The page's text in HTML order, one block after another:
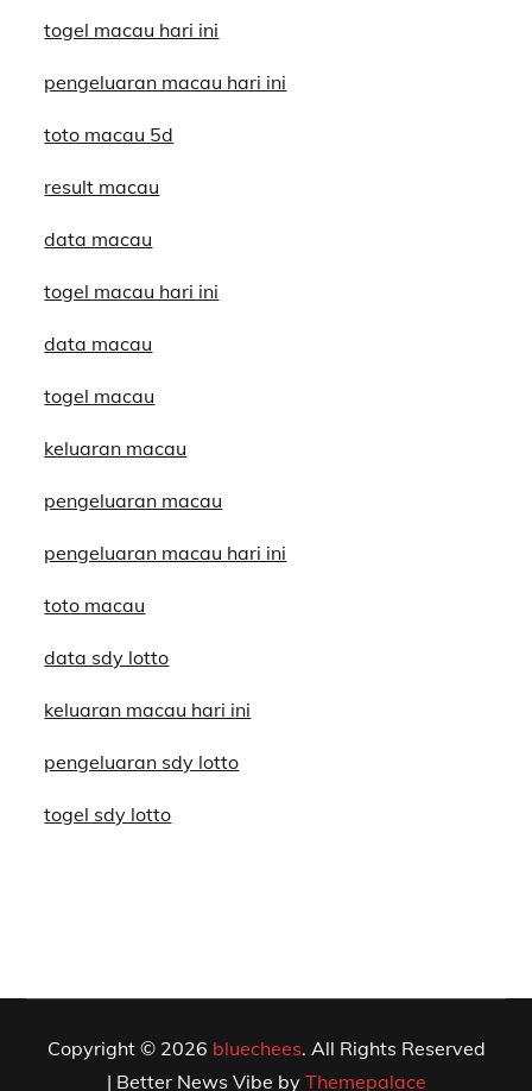
togel macau hari ini
pengeluaran macau hari ini
toto macau 5d
result macau
data macau
togel macau hari ini
data macau
togel macau
keluaran macau
pengeluaran macau
pengeluaran macau hari ini
toto macau
data sdy lotto
keluaran macau hari ini
pengeluaran sdy lotto
togel sdy lotto
Copyright © 2026 bluechees. All Rights Reserved
| Better News Vibe by Themepalace